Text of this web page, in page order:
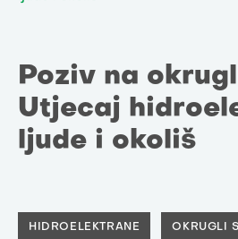
Poziv na
Utjecaj
ljude i okoliš
HIDROELEKTRANE OKRUGLI